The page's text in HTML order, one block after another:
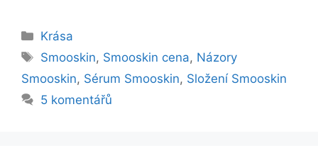
Rubriky
Krása
Štítky
Smooskin, Smooskin cena, Názory
Smooskin, Sérum Smooskin, Složení Smooskin
5 komentářů